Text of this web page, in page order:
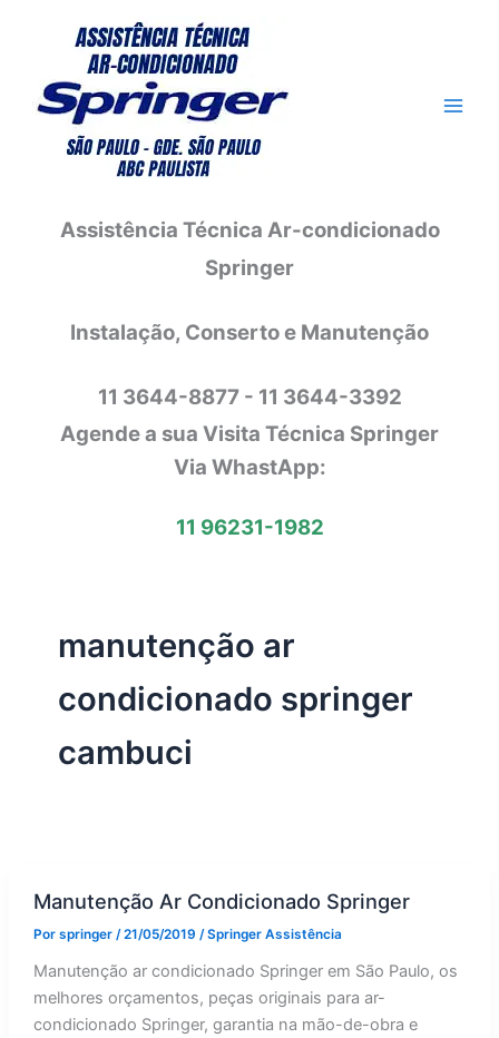
conteúdo
Assistência Técnica Ar-condicionado
Springer
Instalação, Conserto e Manutenção
11 3644-8877 - 11 3644-3392
Agende a sua Visita Técnica Springer
Via WhastApp:
11 96231-1982
manutenção ar
condicionado springer
cambuci
Manutenção Ar Condicionado Springer
Por springer /21/05/2019 /Springer Assistência
Manutenção ar condicionado Springer em São Paulo, os
melhores orçamentos, peças originais para ar-
condicionado Springer, garantia na mão-de-obra e